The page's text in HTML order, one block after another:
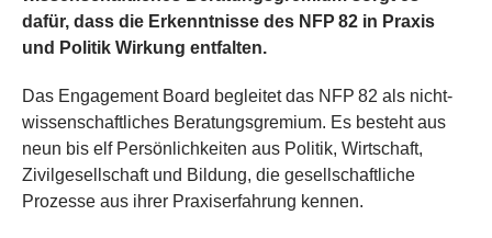
dafür, dass die Erkenntnisse des NFP 82 in Praxis
und Politik Wirkung entfalten.
Das Engagement Board begleitet das NFP 82 als nicht-
wissenschaftliches Beratungsgremium. Es besteht aus
neun bis elf Persönlichkeiten aus Politik, Wirtschaft,
Zivilgesellschaft und Bildung, die gesellschaftliche
Prozesse aus ihrer Praxiserfahrung kennen.